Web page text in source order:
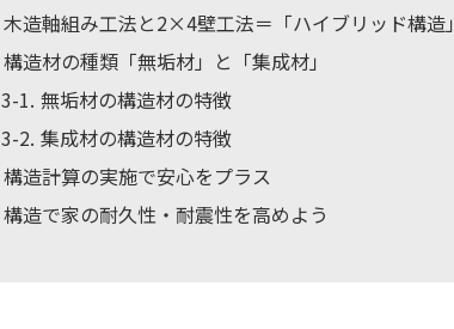
木造軸組み工法と2×4壁工法＝「ハイブリッド構造」
構造材の種類「無垢材」と「集成材」
3-1 無垢材の構造材の特徴
3-2 集成材の構造材の特徴
構造計算の実施で安心をプラス
構造で家の耐久性・耐震性を高めよう